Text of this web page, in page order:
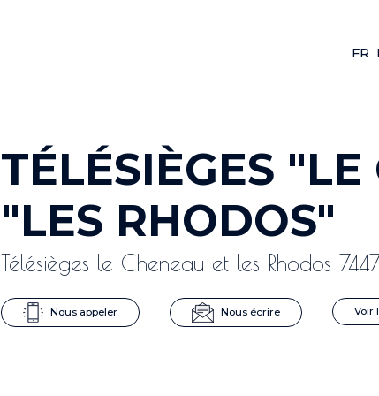
FR
TÉLÉSIÈGES
"LES RHODOS"
Télésièges le Cheneau et les Rhodos
Nous appeler Nous écrire Voir